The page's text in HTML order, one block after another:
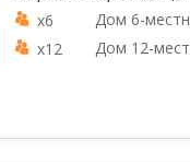
x6 Дом 6-
x12
Дом 12-